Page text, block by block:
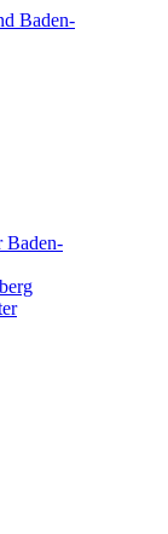
Baden-